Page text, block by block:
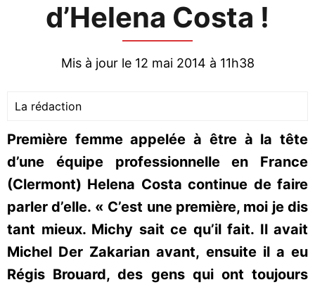
d’Helena Costa !
Mis à jour le 12 mai 2014 à 11h38
La rédaction
Première femme appelée à être à la tête
d’une équipe professionnelle en France
(Clermont) Helena Costa continue de faire
parler d’elle. « C’est une première, moi je dis
tant mieux. Michy sait ce qu’il fait. Il avait
Michel Der Zakarian avant, ensuite il a eu
Régis Brouard, des gens qui ont toujours